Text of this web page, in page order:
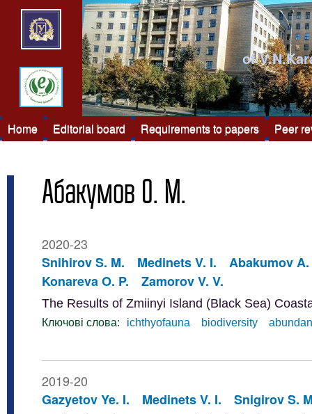
of
Home Editorial board Requirements to papers Peer
Абакумов О. М.
2020-23
Snihirov S. M.
Medinets V. I.
Abakumov A.
Konareva O. P.
Zamorov V. V.
The Results of Zmiinyi Island (Black Sea)
Ключові слова: ichthyofauna biodiversity
2019-20
Gazyetov Ye. I.
Medinets V. I. Snigirov S.